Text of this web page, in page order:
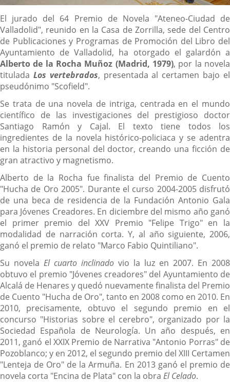
Descripción
El jurado del 64 Premio de Novela "Ateneo-Ciudad de
Valladolid", reunido en la Casa de Zorrilla, sede del Centro
de Publicaciones y Programas de Promoción del Libro del
Ayuntamiento de Valladolid, ha otorgado el galardón a
Alberto de la Rocha Muñoz (Madrid, 1979), por la novela
titulada Los vertebrados, presentada al certamen bajo el
pseudónimo "Scofield".
Se trata de una novela de intriga, centrada en el mundo
científico de las investigaciones del prestigioso doctor
Santiago Ramón y Cajal. El texto tiene todos los
ingredientes de la novela histórico-policiaca y se adentra
en la historia personal del doctor, creando una ficción de
gran atractivo y magnetismo.
Alberto de la Rocha fue finalista del Premio de Cuento
"Hucha de Oro 2005". Durante el curso 2004-2005 disfrutó
de una beca de residencia de la Fundación Antonio Gala
para Jóvenes Creadores. En diciembre del mismo año ganó
el primer premio del XXV Premio "Felipe Trigo" en la
modalidad de narración corta. Y, al año siguiente, 2006,
ganó el premio de relato "Marco Fabio Quintiliano".
Su novela El cuarto inclinado vio la luz en 2007. En 2008
obtuvo el premio "Jóvenes creadores" del Ayuntamiento de
Alcalá de Henares y quedó nuevamente finalista del Premio
de Cuento "Hucha de Oro", tanto en 2008 como en 2010. En
2010, precisamente, obtuvo el segundo premio en el
concurso "Historias sobre el cerebro", organizado por la
Sociedad Española de Neurología. Un año después, en
2011, ganó el XXIX Premio de Narrativa "Antonio Porras" de
Pozoblanco; y en 2012, el segundo premio del XIII Certamen
"Lenteja de Oro" de la Armuña. En 2013 ganó el premio de
novela corta "Encina de Plata" con la obra El Celado.